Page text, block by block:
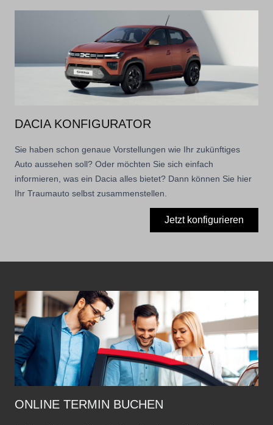
DACIA KONFIGURATOR
Sie haben schon genaue Vorstellungen wie Ihr zukünftiges
Auto aussehen soll? Oder möchten Sie sich einfach
informieren, was ein Dacia alles bietet? Dann können Sie hier
Ihr Traumauto selbst zusammenstellen.
Jetzt konfigurieren
ONLINE TERMIN BUCHEN